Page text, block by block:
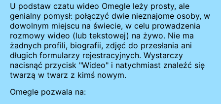
U podstaw czatu wideo Omegle leży prosty, ale
genialny pomysł: połączyć dwie nieznajome osoby, w
dowolnym miejscu na świecie, w celu prowadzenia
rozmowy wideo (lub tekstowej) na żywo. Nie ma
żadnych profili, biografii, zdjęć do przesłania ani
długich formularzy rejestracyjnych. Wystarczy
nacisnąć przycisk "Wideo" i natychmiast znaleźć się
twarzą w twarz z kimś nowym.
Omegle pozwala na: